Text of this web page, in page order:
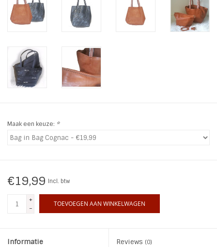
LIFESTYLE PRODUCTEN
SALE
Blog
Maak een keuze: *
€19,99 Incl. btw
+
-
TOEVOEGEN AAN WINKELWAGEN
Informatie Reviews (0)